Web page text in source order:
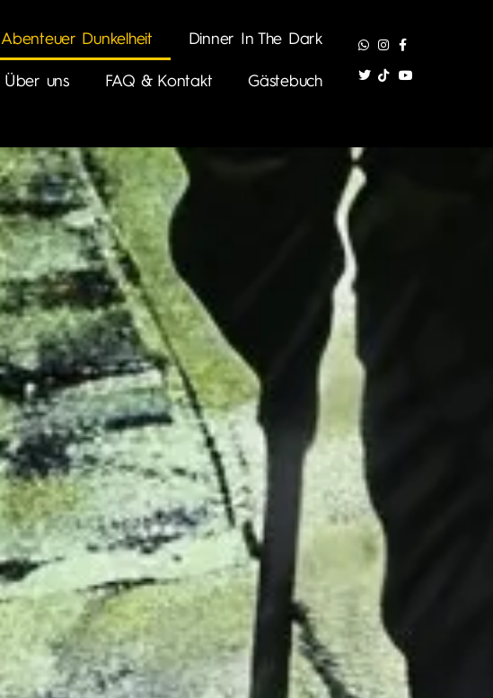
Abenteuer Dunkelheit Dinner In The Dark
Über uns FAQ & Kontakt Gästebuch